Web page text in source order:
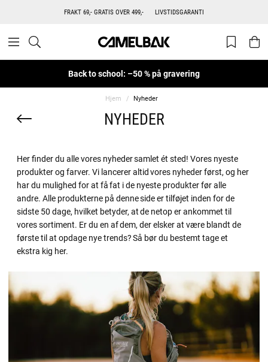
FRAKT 69,- GRATIS OVER 499,- LIVSTIDSGARANTI
Back to school: –50 % på gravering
Hjem Nyheder
NYHEDER
Her finder du alle vores nyheder samlet ét sted! Vores nyeste
produkter og farver. Vi lancerer altid vores nyheder først, og her
har du mulighed for at få fat i de nyeste produkter før alle
andre. Alle produkterne på denne side er tilføjet inden for de
sidste 50 dage, hvilket betyder, at de netop er ankommet til
vores sortiment. Er du en af dem, der elsker at være blandt de
første til at opdage nye trends? Så bør du bestemt tage et
ekstra kig her.